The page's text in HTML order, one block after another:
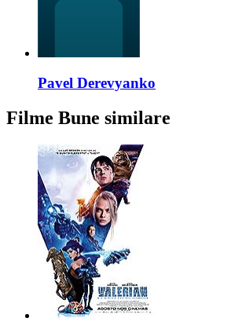
Pavel Derevyanko
Filme Bune similare